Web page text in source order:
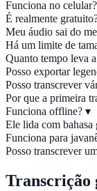
Funciona no celular?
É realmente
Meu áudio sai do
Há um limite de
Quanto tempo leva
Posso exportar
Posso transcrever
Por que a primeira
Funciona offline? ▾
Ele lida com bahasa
Funciona para
Posso transcrever
Transcrição